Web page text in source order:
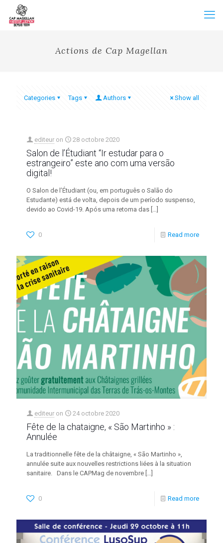
Actions de Cap Magellan
Categories Tags Authors Show all
editeur on 28 octobre 2020
Salon de l’Étudiant “Ir estudar para o
estrangeiro” este ano com uma versão
digital!
O Salon de l’Étudiant (ou, em português o Salão do
Estudante) está de volta, depois de um período suspenso,
devido ao Covid-19. Após uma retoma das […]
0 Read more
editeur on 24 octobre 2020
Fête de la chataigne, « São Martinho » :
Annulée
La traditionnelle fête de la châtaigne, « São Martinho »,
annulée suite aux nouvelles restrictions liées à la situation
sanitaire. Dans le CAPMag de novembre […]
0 Read more